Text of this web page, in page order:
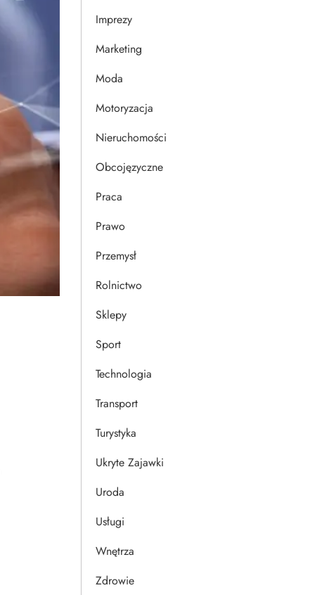
Imprezy
Marketing
Moda
Motoryzacja
Nieruchomości
Obcojęzyczne
Praca
Prawo
Przemysł
Rolnictwo
Sklepy
Sport
Technologia
Transport
Turystyka
Ukryte Zajawki
Uroda
Usługi
Wnętrza
Zdrowie